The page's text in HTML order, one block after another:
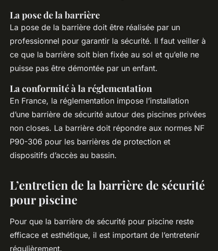
La pose de la barrière
La pose de la barrière doit être réalisée par un
professionnel pour garantir la sécurité. Il faut veiller à
ce que la barrière soit bien fixée au sol et qu’elle ne
puisse pas être démontée par un enfant.
La conformité à la réglementation
En France, la réglementation impose l’installation
d’une barrière de sécurité autour des piscines privées
non closes. La barrière doit répondre aux normes NF
P90-306 pour les barrières de protection et
dispositifs d’accès au bassin.
L’entretien de la barrière de sécurité
pour piscine
Pour que la barrière de sécurité pour piscine reste
efficace et esthétique, il est important de l’entretenir
régulièrement.